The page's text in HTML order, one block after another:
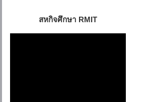
สหกิจศึกษา RMIT